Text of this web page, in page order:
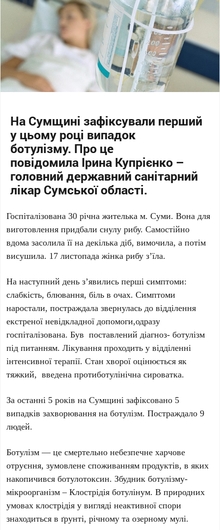
На Сумщині зафіксували перший
у цьому році випадок
ботулізму. Про це
повідомила Ірина Купрієнко –
головний державний санітарний
лікар Сумської області.
Госпіталізована 30 річна жителька м. Суми. Вона для
виготовлення придбали снулу рибу. Самостійно
вдома засолила її на декілька діб, вимочила, а потім
висушила. 17 листопада жінка рибу з’їла.
На наступний день з’явились перші симптоми:
слабкість, блювання, біль в очах. Симптоми
наростали, постраждала звернулась до відділення
екстреної невідкладної допомоги,одразу
госпіталізована. Був поставлений діагноз- ботулізм
під питанням. Лікування проходить у відділенні
інтенсивної терапії. Стан хворої оцінюється як
тяжкий, введена протиботулінічна сироватка.
За останні 5 років на Сумщині зафіксовано 5
випадків захворювання на ботулізм. Постраждало 9
людей.
Ботулізм — це смертельно небезпечне харчове
отруєння, зумовлене споживанням продуктів, в яких
накопичився ботулотоксин. Збудник ботулізму-
мікроорганізм – Клострідія ботулінум. В природних
умовах клострідія у вигляді неактивної спори
знаходиться в ґрунті, річному та озерному мулі.